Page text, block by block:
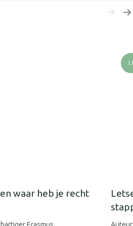
waar heb je recht
Erasmus